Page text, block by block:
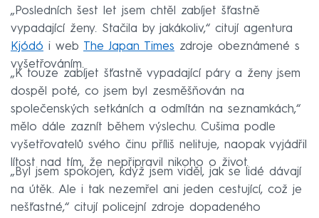
„Posledních šest let jsem chtěl zabíjet šťastně
vypadající ženy. Stačila by jakákoliv,“ citují agentura
Kjódó i web The Japan Times zdroje obeznámené s
vyšetřováním.
„K touze zabíjet šťastně vypadající páry a ženy jsem
dospěl poté, co jsem byl zesměšňován na
společenských setkáních a odmítán na seznamkách,“
mělo dále zaznít během výslechu. Cušima podle
vyšetřovatelů svého činu příliš nelituje, naopak vyjádřil
lítost nad tím, že nepřipravil nikoho o život.
„Byl jsem spokojen, když jsem viděl, jak se lidé dávají
na útěk. Ale i tak nezemřel ani jeden cestující, což je
nešťastné,“ citují policejní zdroje dopadeného